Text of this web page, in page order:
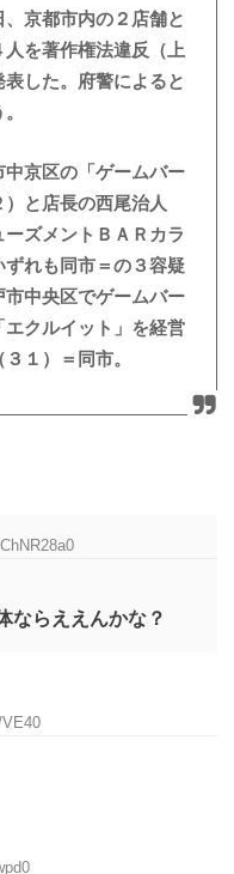
京都市内の２店舗と
を著作権法違反（上
した。府警によると
京区の「ゲームバー
と店長の西尾治人
ーズメントＢＡＲカラ
れも同市＝の３容疑
中央区でゲームバー
クルイット」を経営
１）＝同市。
ならええんかな？